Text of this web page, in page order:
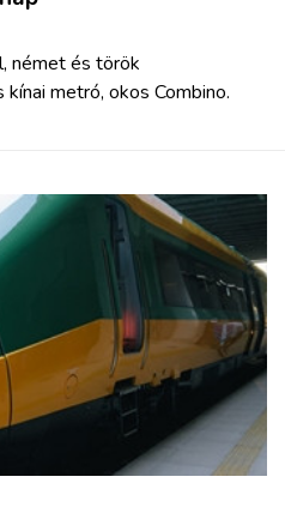
német és török
metró, okos Combino.